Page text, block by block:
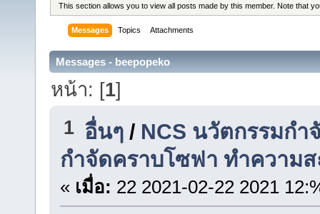
This section allows you to view all posts made by this member. Note that
Messages Topics Attachments
Messages - beepopeko
หน้า: [1]
1 อื่นๆ / NCS นวัตกรรมก
กำจัดคราบโซฟา ทำความ
« เมื่อ: 22 2021-02-22 2021